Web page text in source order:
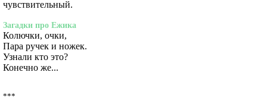
чувствительный.
Загадки про Ежика
Колючки, очки,
Пара ручек и ножек.
Узнали кто это?
Конечно же...
***